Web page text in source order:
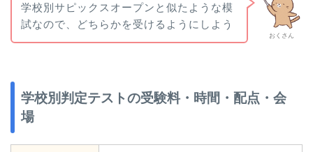
おくさん
学校別サピックスオープンと似たような模
試なので、どちらかを受けるようにしよう
学校別判定テストの受験料・時間・配点・会
場